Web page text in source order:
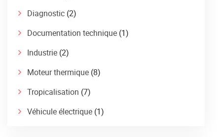
Diagnostic (2)
Documentation technique (1)
Industrie (2)
Moteur thermique (8)
Tropicalisation (7)
Véhicule électrique (1)